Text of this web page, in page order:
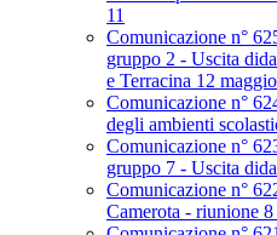
11
Comunicazione n°
gruppo 2 - Uscita
e Terracina 12 maggio
Comunicazione n°
degli ambienti
Comunicazione n°
gruppo 7 - Uscita
Comunicazione n°
Camerota - riunione